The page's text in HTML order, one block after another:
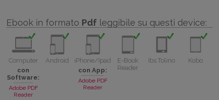
Ebook in formato Pdf leggibile su questi device:
Computer
con
Software:
Adobe PDF
Reader
Android
iPhone/Ipad
con App:
Adobe PDF
Reader
E-Book
Reader
Ibs Tolino Kobo